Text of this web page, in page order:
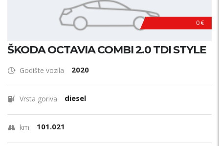
0 €
ŠKODA OCTAVIA COMBI 2.0 TDI STYLE
Godište vozila 2020
Vrsta goriva diesel
km 101.021